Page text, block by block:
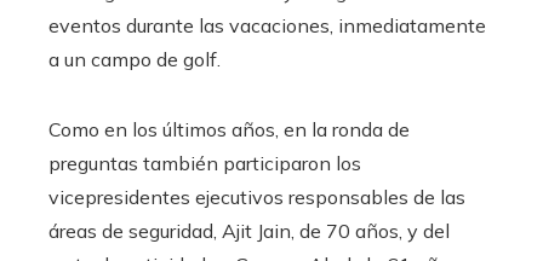
eventos durante las vacaciones, inmediatamente
a un campo de golf.
Como en los últimos años, en la ronda de
preguntas también participaron los
vicepresidentes ejecutivos responsables de las
áreas de seguridad, Ajit Jain, de 70 años, y del